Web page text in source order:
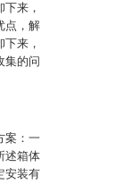
来，
点，解
来，
集的问
案：一
述箱体
安装有